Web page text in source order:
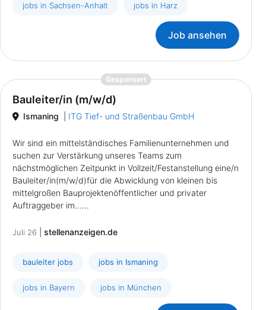
jobs in Sachsen-Anhalt jobs in Harz
Job ansehen
Gesponsert{prompt.job}
Bauleiter/in (m/w/d)
Ismaning ITG Tief- und Straßenbau GmbH
Wir sind ein mittelständisches Familienunternehmen und
suchen zur Verstärkung unseres Teams zum
nächstmöglichen Zeitpunkt in Vollzeit/Festanstellung eine/n
Bauleiter/in(m/w/d)für die Abwicklung von kleinen bis
mittelgroßen Bauprojektenöffentlicher und privater
Auftraggeber im......
Juli 26 stellenanzeigen.de
bauleiter jobs jobs in Ismaning
jobs in Bayern jobs in München